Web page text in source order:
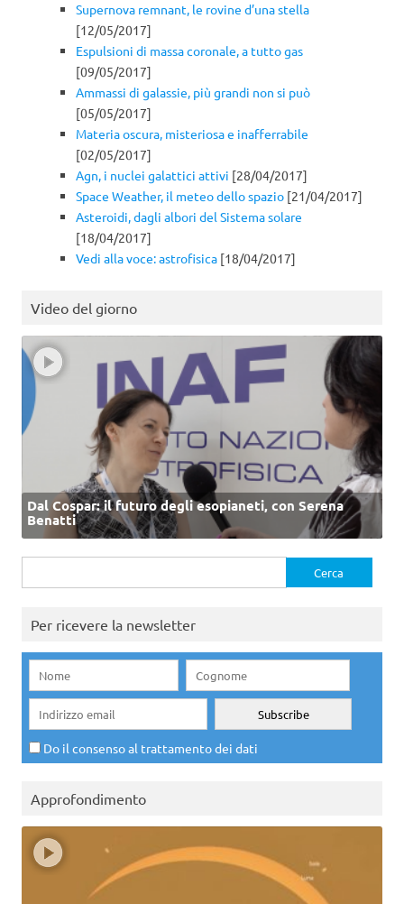
Supernova remnant, le rovine d’una stella
[12/05/2017]
Espulsioni di massa coronale, a tutto gas
[09/05/2017]
Ammassi di galassie, più grandi non si può
[05/05/2017]
Materia oscura, misteriosa e inafferrabile
[02/05/2017]
Agn, i nuclei galattici attivi [28/04/2017]
Space Weather, il meteo dello spazio [21/04/2017]
Asteroidi, dagli albori del Sistema solare
[18/04/2017]
Vedi alla voce: astrofisica [18/04/2017]
Video del giorno
Dal Cospar: il futuro degli esopianeti, con Serena
Benatti
per:
Per ricevere la newsletter
Do il consenso al trattamento dei dati
Approfondimento